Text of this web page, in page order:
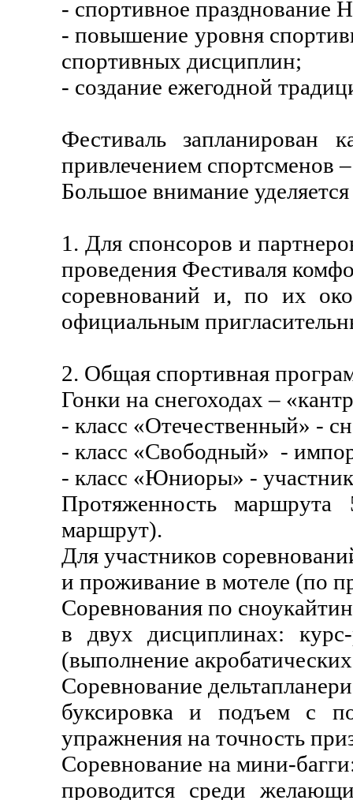
- спортивное
- повышение уровня
спортивных дисциплин;
- создание ежегодной
Фестиваль запланирован
привлечением спортсменов
Большое внимание
1. Для спонсоров и
проведения Фестиваля
соревнований и, по их
официальным
2. Общая спортивная
Гонки на снегоходах –
- класс «Отечественный» -
- класс «Свободный» -
- класс «Юниоры» -
Протяженность
маршрут).
Для участников
и проживание в мотеле (по
Соревнования по
в двух дисциплинах:
(выполнение
Соревнование
буксировка и подъем с
упражнения на точность
Соревнование на мини-
проводится среди